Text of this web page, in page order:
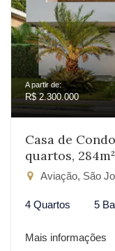
A partir de:
R$ 2.300.000
Casa de
quartos, 284m²
Aviação, São
4 Quartos 5
Mais informações